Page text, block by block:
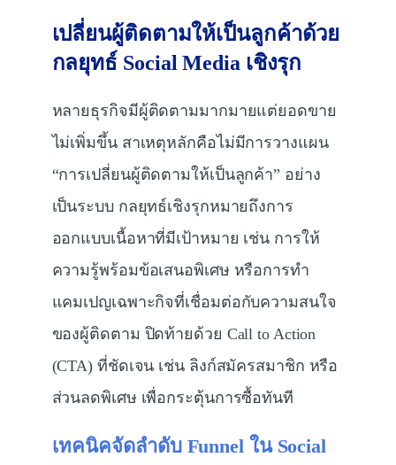
เปลี่ยนผู้ติดตามให้เป็นลูกค้าด้วย
กลยุทธ์ Social Media เชิงรุก
หลายธุรกิจมีผู้ติดตามมากมายแต่ยอดขาย
ไม่เพิ่มขึ้น สาเหตุหลักคือไม่มีการวางแผน
“การเปลี่ยนผู้ติดตามให้เป็นลูกค้า” อย่าง
เป็นระบบ กลยุทธ์เชิงรุกหมายถึงการ
ออกแบบเนื้อหาที่มีเป้าหมาย เช่น การให้
ความรู้พร้อมข้อเสนอพิเศษ หรือการทำ
แคมเปญเฉพาะกิจที่เชื่อมต่อกับความสนใจ
ของผู้ติดตาม ปิดท้ายด้วย Call to Action
(CTA) ที่ชัดเจน เช่น ลิงก์สมัครสมาชิก หรือ
ส่วนลดพิเศษ เพื่อกระตุ้นการซื้อทันที
เทคนิคจัดลำดับ Funnel ใน Social